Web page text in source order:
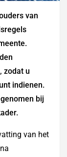
van
zodat u
indienen.
bij
van het